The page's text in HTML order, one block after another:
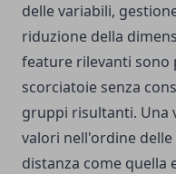
delle variabili,
riduzione della
feature rilevanti sono
scorciatoie senza
gruppi risultanti. Una
valori nell'ordine
distanza come quella